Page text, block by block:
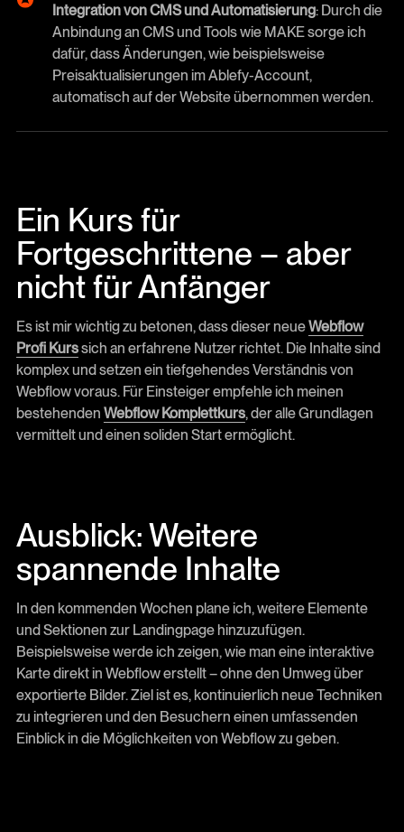
Integration von CMS und Automatisierung: Durch die
Anbindung an CMS und Tools wie MAKE sorge ich
dafür, dass Änderungen, wie beispielsweise
Preisaktualisierungen im Ablefy-Account,
automatisch auf der Website übernommen werden.
Ein Kurs für
Fortgeschrittene – aber
nicht für Anfänger
Es ist mir wichtig zu betonen, dass dieser neueWebflow
Profi Kurssich an erfahrene Nutzer richtet. Die Inhalte sind
komplex und setzen ein tiefgehendes Verständnis von
Webflow voraus. Für Einsteiger empfehle ich meinen
bestehenden Webflow Komplettkurs, der alle Grundlagen
vermittelt und einen soliden Start ermöglicht.
Ausblick: Weitere
spannende Inhalte
In den kommenden Wochen plane ich, weitere Elemente
und Sektionen zur Landingpage hinzuzufügen.
Beispielsweise werde ich zeigen, wie man eine interaktive
Karte direkt in Webflow erstellt – ohne den Umweg über
exportierte Bilder. Ziel ist es, kontinuierlich neue Techniken
zu integrieren und den Besuchern einen umfassenden
Einblick in die Möglichkeiten von Webflow zu geben.